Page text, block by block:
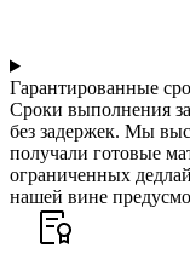
Гарантированные
Сроки выполнения
без задержек. Мы
получали готовые
ограниченных
нашей вине